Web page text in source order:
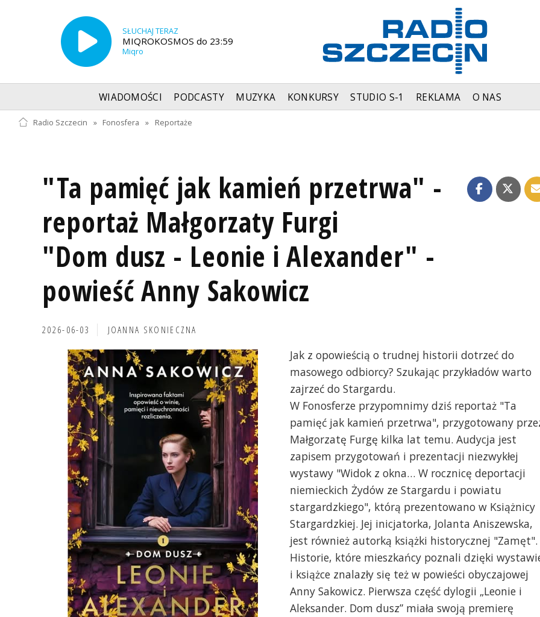
SŁUCHAJ TERAZ
MIQROKOSMOS do 23:59
Miqro
WIADOMOŚCI PODCASTY MUZYKA KONKURSY STUDIO S-1 REKLAMA O NAS
Radio Szczecin » Fonosfera » Reportaże
"Ta pamięć jak kamień przetrwa" -
reportaż Małgorzaty Furgi
"Dom dusz - Leonie i Alexander" -
powieść Anny Sakowicz
2026-06-03 JOANNA SKONIECZNA
Jak z opowieścią o trudnej historii dotrzeć do
masowego odbiorcy? Szukając przykładów warto
zajrzeć do Stargardu.
W Fonosferze przypomnimy dziś reportaż "Ta
pamięć jak kamień przetrwa", przygotowany
Małgorzatę Furgę kilka lat temu. Audycja jest
zapisem przygotowań i prezentacji niezwykłej
wystawy "Widok z okna… W rocznicę deportacji
niemieckich Żydów ze Stargardu i powiatu
stargardzkiego", którą prezentowano w Książnicy
Stargardzkiej. Jej inicjatorka, Jolanta Aniszewska,
jest również autorką książki historycznej "Zamęt".
Historie, które mieszkańcy poznali dzięki
i książce znalazły się też w powieści obyczajowej
Anny Sakowicz. Pierwsza część dylogii „Leonie i
Aleksander. Dom dusz” miała swoją premierę